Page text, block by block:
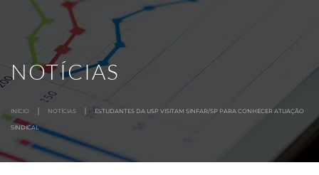
Skip to main content
NOTÍCIAS
INÍCIO NOTÍCIAS ESTUDANTES DA USP VISITAM SINFAR/SP PARA CONHECER ATUAÇÃO
SINDICAL